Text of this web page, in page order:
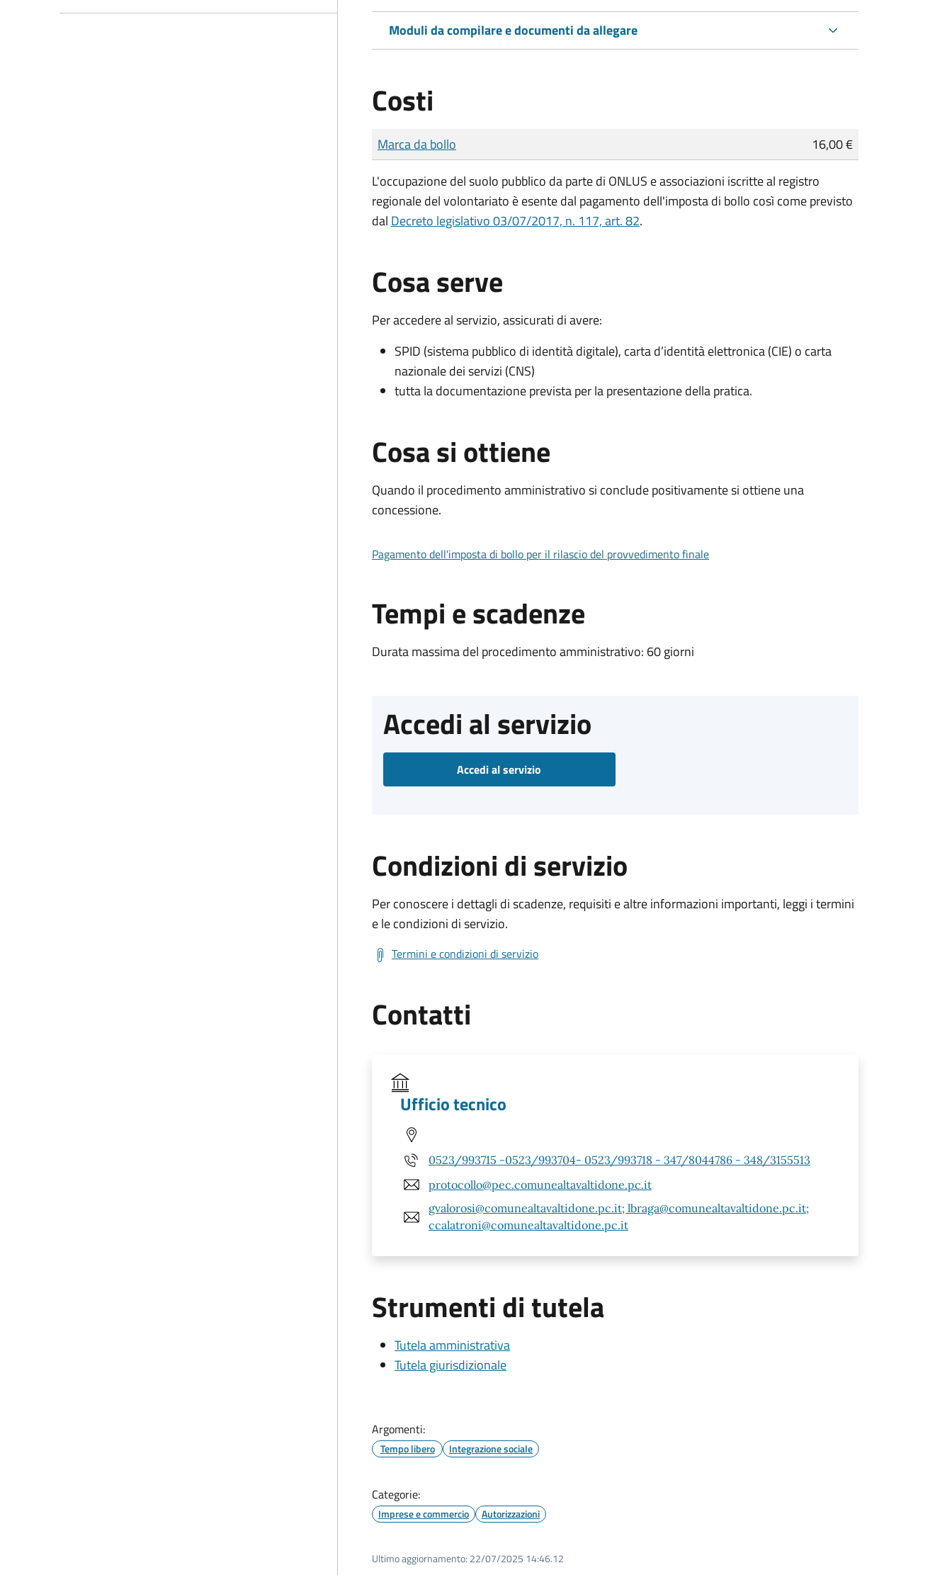
Moduli da compilare e documenti da allegare
Costi
Tipo di pagamento
Importo
Marca da bollo
16,00 €
L'occupazione del suolo pubblico da parte di ONLUS e associazioni iscritte al registro
regionale del volontariato è esente dal pagamento dell'imposta di bollo così come previsto
dal Decreto legislativo 03/07/2017, n. 117, art. 82.
Cosa serve
Per accedere al servizio, assicurati di avere:
SPID (sistema pubblico di identità digitale), carta d’identità elettronica (CIE) o carta
nazionale dei servizi (CNS)
tutta la documentazione prevista per la presentazione della pratica.
Cosa si ottiene
Quando il procedimento amministrativo si conclude positivamente si ottiene una
concessione.
Pagamento dell'imposta di bollo per il rilascio del provvedimento finale
Tempi e scadenze
Durata massima del procedimento amministrativo: 60 giorni
Accedi al servizio
Accedi al servizio
Condizioni di servizio
Per conoscere i dettagli di scadenze, requisiti e altre informazioni importanti, leggi i termini
e le condizioni di servizio.
Termini e condizioni di servizio
Contatti
Ufficio tecnico
0523/993715 -0523/993704- 0523/993718 - 347/8044786 - 348/3155513
protocollo@pec.comunealtavaltidone.pc.it
gvalorosi@comunealtavaltidone.pc.it; lbraga@comunealtavaltidone.pc.it;
ccalatroni@comunealtavaltidone.pc.it
Strumenti di tutela
Tutela amministrativa
Tutela giurisdizionale
Argomenti:
Tempo libero Integrazione sociale
Categorie:
Imprese e commercio Autorizzazioni
Ultimo aggiornamento: 22/07/2025 14:46.12